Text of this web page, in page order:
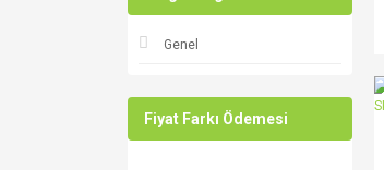
Genel
Fiyat Farkı Ödemesi